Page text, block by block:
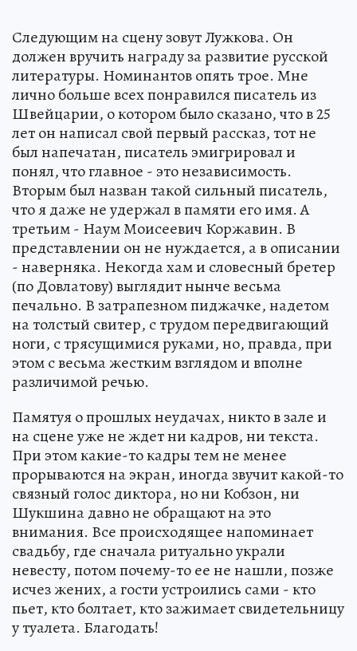
Следующим на сцену зовут Лужкова. Он
должен вручить награду за развитие русской
литературы. Номинантов опять трое. Мне
лично больше всех понравился писатель из
Швейцарии, о котором было сказано, что в 25
лет он написал свой первый рассказ, тот не
был напечатан, писатель эмигрировал и
понял, что главное - это независимость.
Вторым был назван такой сильный писатель,
что я даже не удержал в памяти его имя. А
третьим - Наум Моисеевич Коржавин. В
представлении он не нуждается, а в описании
- наверняка. Некогда хам и словесный бретер
(по Довлатову) выглядит нынче весьма
печально. В затрапезном пиджачке, надетом
на толстый свитер, с трудом передвигающий
ноги, с трясущимися руками, но, правда, при
этом с весьма жестким взглядом и вполне
различимой речью.
Памятуя о прошлых неудачах, никто в зале и
на сцене уже не ждет ни кадров, ни текста.
При этом какие-то кадры тем не менее
прорываются на экран, иногда звучит какой-то
связный голос диктора, но ни Кобзон, ни
Шукшина давно не обращают на это
внимания. Все происходящее напоминает
свадьбу, где сначала ритуально украли
невесту, потом почему-то ее не нашли, позже
исчез жених, а гости устроились сами - кто
пьет, кто болтает, кто зажимает свидетельницу
у туалета. Благодать!